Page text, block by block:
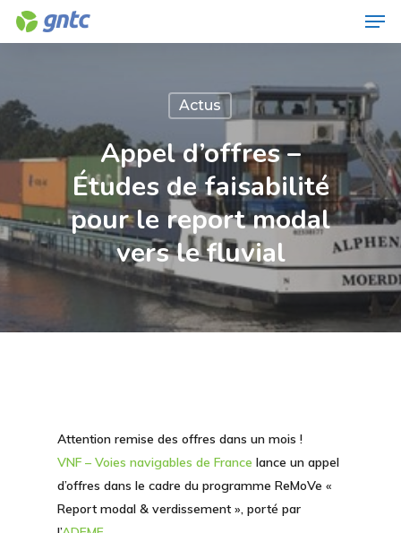
Skip
Actus
Appel d’offres –
Études de faisabilité
pour le report modal
vers le fluvial
Attention remise des offres dans un mois !
VNF – Voies navigables de France lance un appel
d’offres dans le cadre du programme ReMoVe «
Report modal & verdissement », porté par
Menu